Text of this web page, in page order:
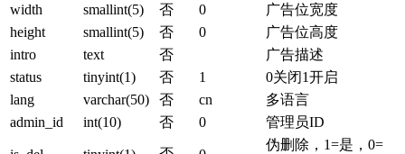
width
smallint(5) 否 0
广告位宽度
height
smallint(5) 否 0
广告位高度
intro
text 否
广告描述
status
tinyint(1) 否 1
0关闭1开启
lang
varchar(50) 否 cn
多语言
admin_id
int(10) 否 0 管理员ID
伪删除，1=是，0=